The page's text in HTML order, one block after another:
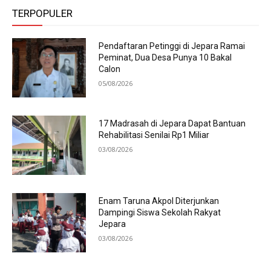
TERPOPULER
Pendaftaran Petinggi di Jepara Ramai
Peminat, Dua Desa Punya 10 Bakal
Calon
05/08/2026
17 Madrasah di Jepara Dapat Bantuan
Rehabilitasi Senilai Rp1 Miliar
03/08/2026
Enam Taruna Akpol Diterjunkan
Dampingi Siswa Sekolah Rakyat
Jepara
03/08/2026